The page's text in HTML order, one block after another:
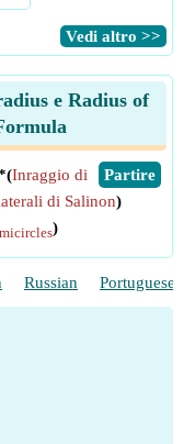
​Vedi altro >>
e Radius of
​Partire
Inraggio di
di Salinon)
)
Russian Portuguese